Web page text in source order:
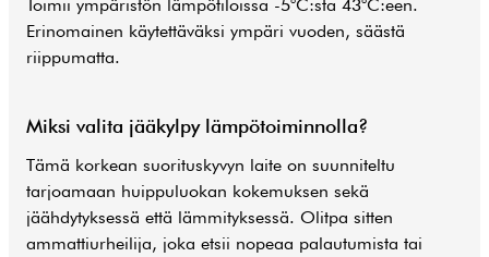
Toimii ympäristön lämpötiloissa -5°C:sta 43°C:een.
Erinomainen käytettäväksi ympäri vuoden, säästä
riippumatta.
Miksi valita jääkylpy lämpötoiminnolla?
Tämä korkean suorituskyvyn laite on suunniteltu
tarjoamaan huippuluokan kokemuksen sekä
jäähdytyksessä että lämmityksessä. Olitpa sitten
ammattiurheilija, joka etsii nopeaa palautumista tai